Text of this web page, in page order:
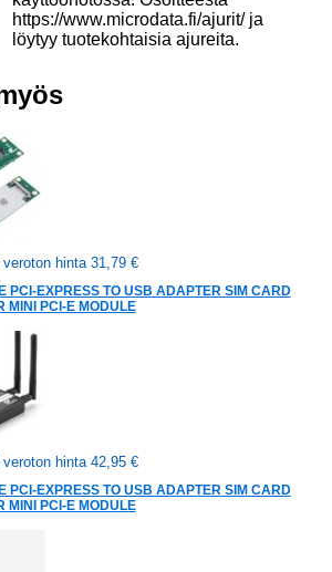
https://www.microdata.fi/ajurit/ ja
löytyy tuotekohtaisia ajureita.
veroton hinta 31,79 €
PCI-EXPRESS TO USB ADAPTER SIM CARD
MINI PCI-E MODULE
veroton hinta 42,95 €
PCI-EXPRESS TO USB ADAPTER SIM CARD
MINI PCI-E MODULE